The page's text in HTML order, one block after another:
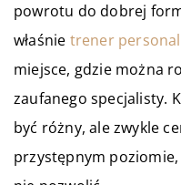
powrotu do dobrej
właśnie trener
miejsce, gdzie można
zaufanego specjalisty.
być różny, ale zwykle
przystępnym